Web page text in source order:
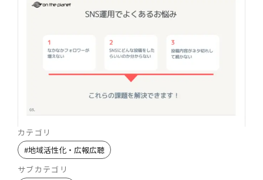
カテゴリ
#地域活性化・広報広聴
サブカテゴリ